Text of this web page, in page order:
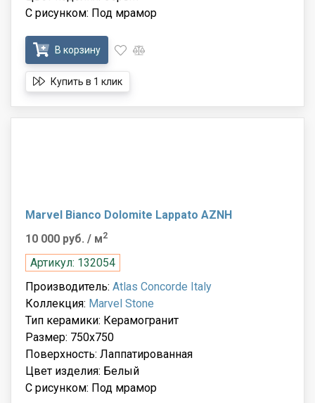
С рисунком: Под мрамор
В корзину
Купить в 1 клик
Marvel Bianco Dolomite Lappato AZNH
10 000 руб. / м2
Артикул: 132054
Производитель: Atlas Concorde Italy
Коллекция: Marvel Stone
Тип керамики: Керамогранит
Размер: 750x750
Поверхность: Лаппатированная
Цвет изделия: Белый
С рисунком: Под мрамор